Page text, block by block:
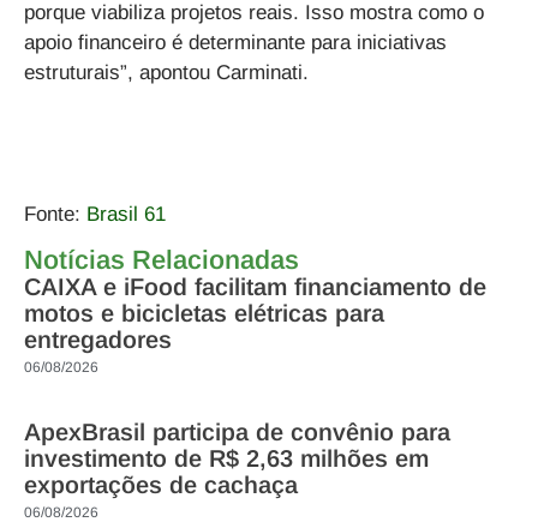
porque viabiliza projetos reais. Isso mostra como o
apoio financeiro é determinante para iniciativas
estruturais”, apontou Carminati.
Fonte: Brasil 61
Notícias Relacionadas
CAIXA e iFood facilitam financiamento de
motos e bicicletas elétricas para
entregadores
06/08/2026
ApexBrasil participa de convênio para
investimento de R$ 2,63 milhões em
exportações de cachaça
06/08/2026